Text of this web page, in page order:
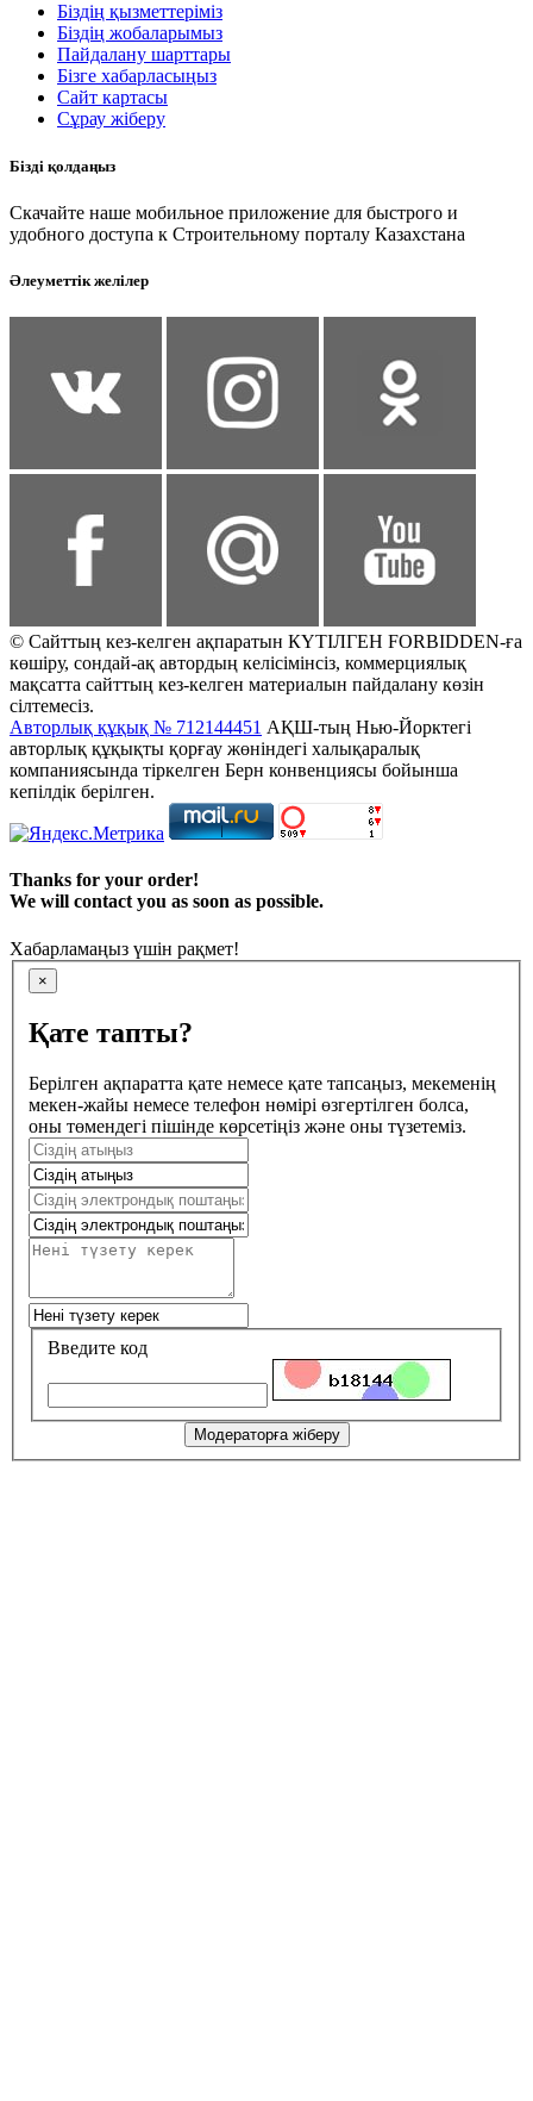
Біздің қызметтеріміз
Біздің жобаларымыз
Пайдалану шарттары
Бізге хабарласыңыз
Сайт картасы
Сұрау жіберу
Бізді қолдаңыз
Скачайте наше мобильное приложение для быстрого и
удобного доступа к Строительному порталу Казахстана
Әлеуметтік желілер
© Сайттың кез-келген ақпаратын КҮТІЛГЕН FORBIDDEN-ға
көшіру, сондай-ақ автордың келісімінсіз, коммерциялық
мақсатта сайттың кез-келген материалын пайдалану көзін
сілтемесіз.
Авторлық құқық № 712144451 АҚШ-тың Нью-Йорктегі
авторлық құқықты қорғау жөніндегі халықаралық
компаниясында тіркелген Берн конвенциясы бойынша
кепілдік берілген.
Thanks for your order!
We will contact you as soon as possible.
Хабарламаңыз үшін рақмет!
×
Қате тапты?
Берілген ақпаратта қате немесе қате тапсаңыз, мекеменің
мекен-жайы немесе телефон нөмірі өзгертілген болса,
оны төмендегі пішінде көрсетіңіз және оны түзетеміз.
Введите код
Модераторға жіберу